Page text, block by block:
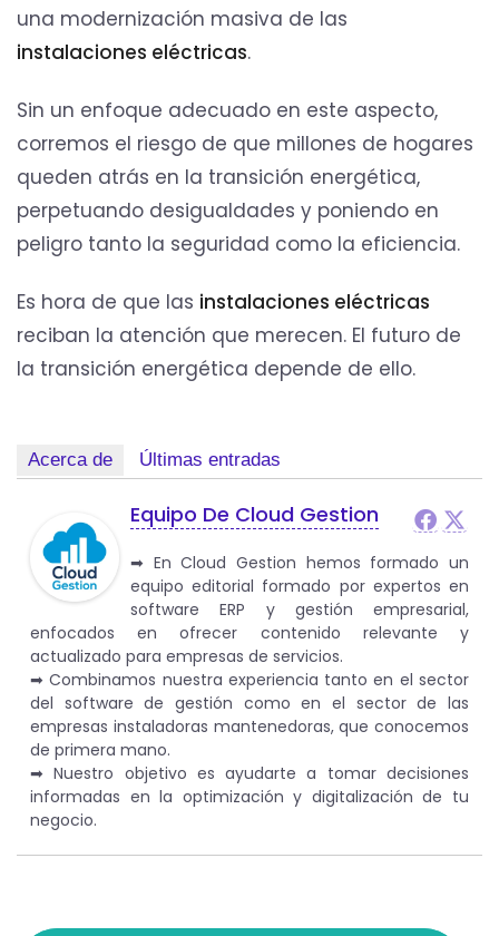
una modernización masiva de las
instalaciones eléctricas.
Sin un enfoque adecuado en este aspecto,
corremos el riesgo de que millones de hogares
queden atrás en la transición energética,
perpetuando desigualdades y poniendo en
peligro tanto la seguridad como la eficiencia.
Es hora de que las instalaciones eléctricas
reciban la atención que merecen. El futuro de
la transición energética depende de ello.
Acerca de Últimas entradas
Equipo De Cloud Gestion
➡︎ En Cloud Gestion hemos formado un
equipo editorial formado por expertos en
software ERP y gestión empresarial,
enfocados en ofrecer contenido relevante y
actualizado para empresas de servicios.
➡︎ Combinamos nuestra experiencia tanto en el sector
del software de gestión como en el sector de las
empresas instaladoras mantenedoras, que conocemos
de primera mano.
➡︎ Nuestro objetivo es ayudarte a tomar decisiones
informadas en la optimización y digitalización de tu
negocio.